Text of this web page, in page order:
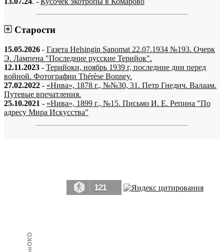
Старости
15.05.2026 - Газета Helsingin Sanomat 22.07.1934 №193. Очерк
Э. Лампена "Последние русские Терийок".
12.11.2023 - Терийоки, ноябрь 1939 г, последние дни перед
войной. Фотографии Thérèse Bonney.
27.02.2022 - «Нива», 1878 г., №№30, 31. Петр Гнедич. Валаам.
Путевые впечатления.
25.10.2021 - «Нива», 1899 г., №15. Письмо И. Е. Репина "По
адресу Мира Искусства"
121